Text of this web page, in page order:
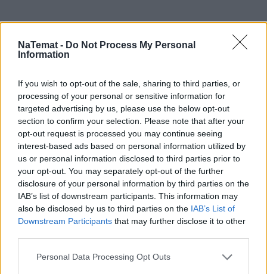
NaTemat - Do Not Process My Personal
Information
If you wish to opt-out of the sale, sharing to third parties, or
processing of your personal or sensitive information for
targeted advertising by us, please use the below opt-out
section to confirm your selection. Please note that after your
opt-out request is processed you may continue seeing
interest-based ads based on personal information utilized by
us or personal information disclosed to third parties prior to
your opt-out. You may separately opt-out of the further
disclosure of your personal information by third parties on the
IAB’s list of downstream participants. This information may
also be disclosed by us to third parties on the IAB’s List of
Downstream Participants that may further disclose it to other
Personal Data Processing Opt Outs